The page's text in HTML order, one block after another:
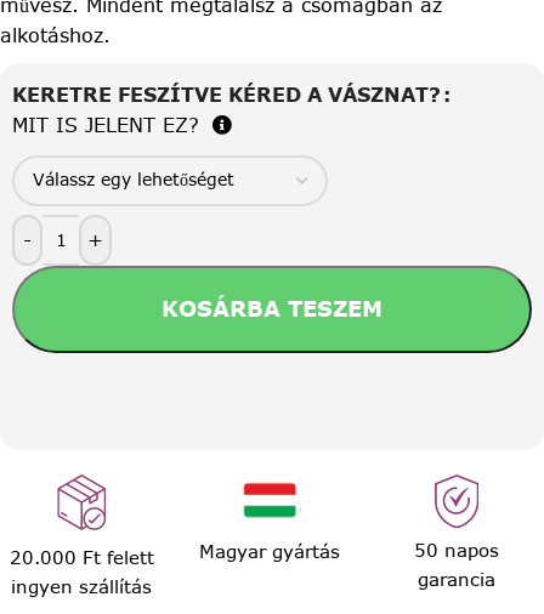
alkotáshoz.
KERETRE FESZÍTVE KÉRED A VÁSZNAT?
MIT IS JELENT EZ?
- +
KOSÁRBA TESZEM
20.000 Ft felett
ingyen szállítás
Magyar gyártás
50 napos
garancia